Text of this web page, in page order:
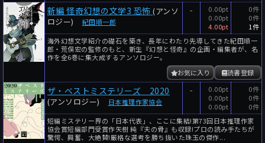
新編 怪奇幻想の文学3 恐怖 (アンソ
ロジー)
紀田順一郎
-
0.00pt
0.00pt
4.00pt
0件
0件
1件
海外幻想文学紹介の礎石を築き、長年にわたり先導してきた紀田順一
郎・荒俣宏の監修のもと、新生『幻想と怪奇』の企画・編集者が、名
作を全6巻に集大成するアンソロジー。
読書登録
お気に入り
ザ・ベストミステリーズ 2020
(アンソロジー) 日本推理作家協会
-
0.00pt
0.00pt
0.00pt
0件
0件
0件
短編ミステリー界の「日本代表」、ここに集結!第73回日本推理作家
協会賞短編部門受賞作矢樹 純『夫の骨』も収録!プロの読み手たちが
驚愕、興奮、大絶賛!厳格な選考を勝ち抜いた珠玉の傑作...